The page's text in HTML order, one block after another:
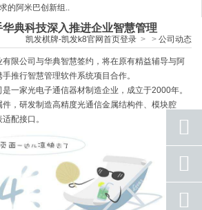
的阿米巴创新组..
典科技深入推进企业智慧管理
凯发棋牌-凯发k8官网首页登录 > > 公司动态
限公司与华典智慧签约，将在原有精益辅导与阿
推行智慧管理软件系统项目合作。
一家光电子通信器材制造企业，成立于2000年。
，研发制造高精度光通信金属结构件、模块腔
配接口。
座机
号码
手机
号码